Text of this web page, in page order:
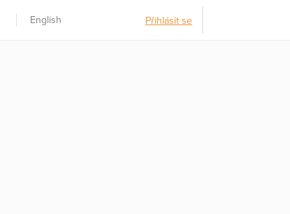
English Přihlásit se